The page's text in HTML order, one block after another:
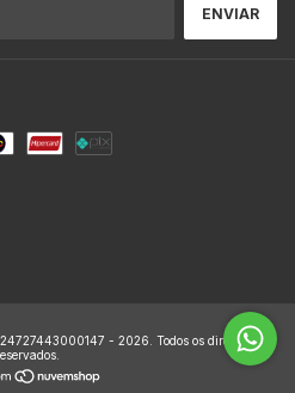
- 2026. Todos os direitos